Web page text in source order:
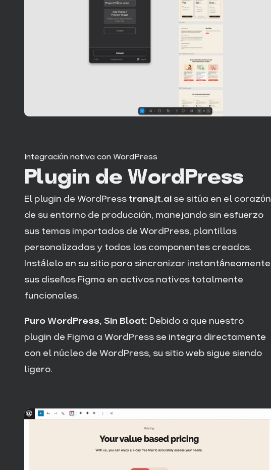
Integración nativa con WordPress
Plugin de WordPress
El plugin de WordPress transjt.ai se sitúa en el corazón
de su entorno de producción, manejando sin esfuerzo
sus temas importados de WordPress, plantillas
personalizadas y todos los componentes creados.
Instálelo en su sitio para sincronizar instantáneamente
sus diseños Figma en activos nativos totalmente
funcionales.
Puro WordPress, Sin Bloat: Debido a que nuestro
plugin de Figma a WordPress se integra directamente
con el núcleo de WordPress, su sitio web sigue siendo
ligero.